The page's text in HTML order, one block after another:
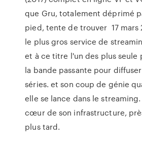
que Gru, totalement déprimé
pied, tente de trouver 17 mars
le plus gros service de
et à ce titre l'un des plus seule
la bande passante pour
séries. et son coup de génie
elle se lance dans le
cœur de son infrastructure,
plus tard.